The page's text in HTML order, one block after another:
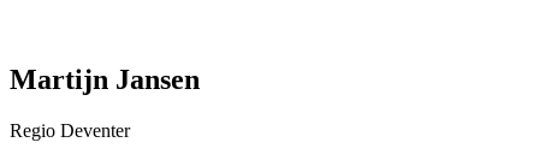
Martijn Jansen
Regio Deventer